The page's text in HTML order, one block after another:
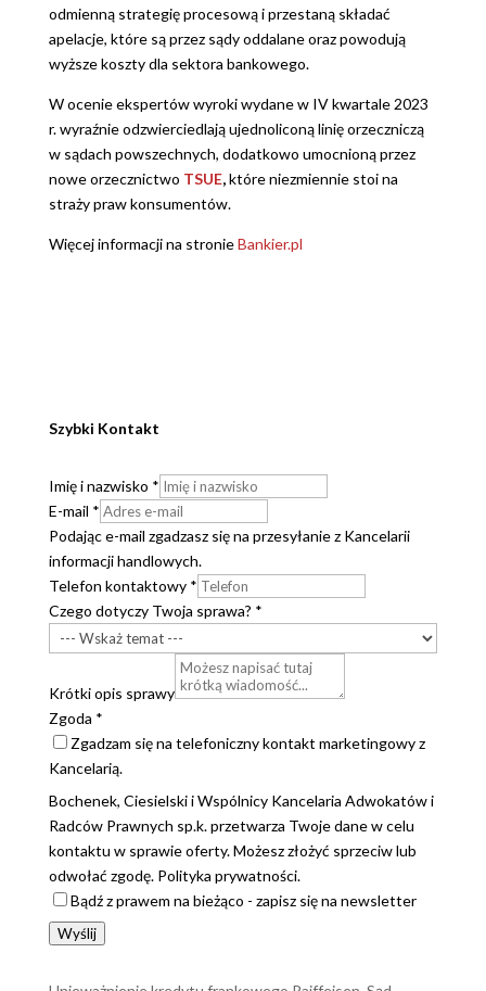
odmienną strategię procesową i przestaną składać
apelacje, które są przez sądy oddalane oraz powodują
wyższe koszty dla sektora bankowego.
W ocenie ekspertów wyroki wydane w IV kwartale 2023
r. wyraźnie odzwierciedlają ujednoliconą linię orzeczniczą
w sądach powszechnych, dodatkowo umocnioną przez
nowe orzecznictwo TSUE,które niezmiennie stoi na
straży praw konsumentów.
Więcej informacji na stronieBankier.pl
Szybki Kontakt
Imię i nazwisko *
E-mail *
Podając e-mail zgadzasz się na przesyłanie z Kancelarii
informacji handlowych.
Telefon kontaktowy *
Czego dotyczy Twoja sprawa? *
Krótki opis sprawy
Zgoda *
Zgadzam się na telefoniczny kontakt marketingowy z
Kancelarią.
Bochenek, Ciesielski i Wspólnicy Kancelaria Adwokatów i
Radców Prawnych sp.k. przetwarza Twoje dane w celu
kontaktu w sprawie oferty. Możesz złożyć sprzeciw lub
odwołać zgodę. Polityka prywatności.
Bądź z prawem na bieżąco - zapisz się na newsletter
Wyślij